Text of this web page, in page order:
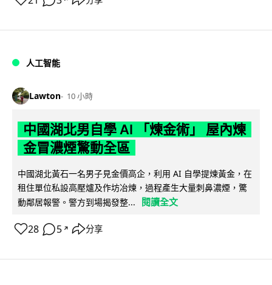
人工智能
Lawton 10 小時
中國湖北男自學 AI 「煉金術」 屋內煉
金冒濃煙驚動全區
中國湖北黃石一名男子見金價高企，利用 AI 自學提煉黃金，在
租住單位私設高壓爐及作坊冶煉，過程產生大量刺鼻濃煙，驚
動鄰居報警。警方到場揭發整...
閱讀全文
28 5 ↗ 分享